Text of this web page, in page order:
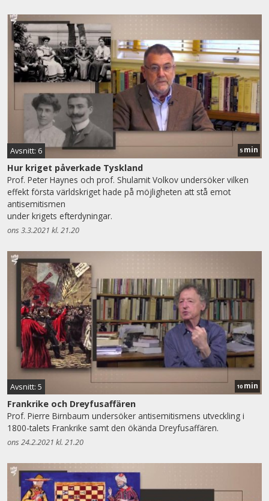
Avsnitt: 6 5 min
Hur kriget påverkade Tyskland
Prof. Peter Haynes och prof. Shulamit Volkov undersöker vilken
effekt första världskriget hade på möjligheten att stå emot
antisemitismen
under krigets efterdyningar.
ons 3.3.2021 kl. 21.20
Avsnitt: 5 10 min
Frankrike och Dreyfusaffären
Prof. Pierre Birnbaum undersöker antisemitismens utveckling i
1800-talets Frankrike samt den ökända Dreyfusaffären.
ons 24.2.2021 kl. 21.20